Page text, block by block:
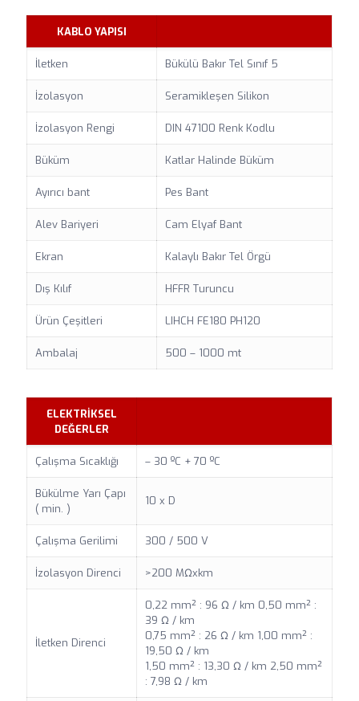
KABLO YAPISI
İletken Bükülü Bakır Tel Sınıf 5
İzolasyon Seramikleşen Silikon
İzolasyon Rengi DIN 47100 Renk Kodlu
Büküm Katlar Halinde Büküm
Ayırıcı bant Pes Bant
Alev Bariyeri Cam Elyaf Bant
Ekran Kalaylı Bakır Tel Örgü
Dış Kılıf HFFR Turuncu
Ürün Çeşitleri LIHCH FE180 PH120
Ambalaj 500 – 1000 mt
ELEKTRİKSEL
DEĞERLER
Çalışma Sıcaklığı – 30 ºC + 70 ºC
Bükülme Yarı Çapı
( min. )
10 x D
Çalışma Gerilimi 300 / 500 V
İzolasyon Direnci >200 MΩxkm
İletken Direnci
0,22 mm² : 96 Ω / km 0,50 mm² :
39 Ω / km
0,75 mm² : 26 Ω / km 1,00 mm² :
19,50 Ω / km
1,50 mm² : 13,30 Ω / km 2,50 mm²
: 7,98 Ω / km